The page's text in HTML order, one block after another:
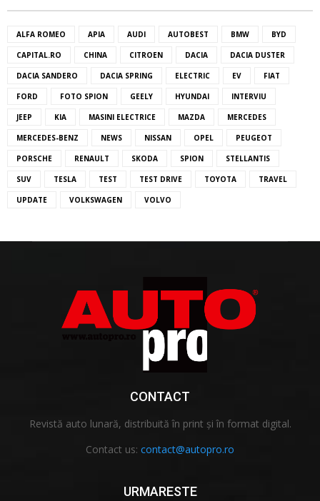
ALFA ROMEO APIA AUDI AUTOBEST BMW BYD
CAPITAL.RO CHINA CITROEN DACIA DACIA DUSTER
DACIA SANDERO DACIA SPRING ELECTRIC EV FIAT
FORD FOTO SPION GEELY HYUNDAI INTERVIU
JEEP KIA MASINI ELECTRICE MAZDA MERCEDES
MERCEDES-BENZ NEWS NISSAN OPEL PEUGEOT
PORSCHE RENAULT SKODA SPION STELLANTIS
SUV TESLA TEST TEST DRIVE TOYOTA TRAVEL
UPDATE VOLKSWAGEN VOLVO
CONTACT
Revistă auto lunară, distribuită în print și în format digital.
Contact us: contact@autopro.ro
URMARESTE